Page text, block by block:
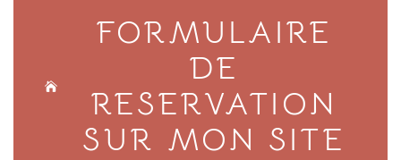
FORMULAIRE
DE
RESERVATION
SUR MON SITE